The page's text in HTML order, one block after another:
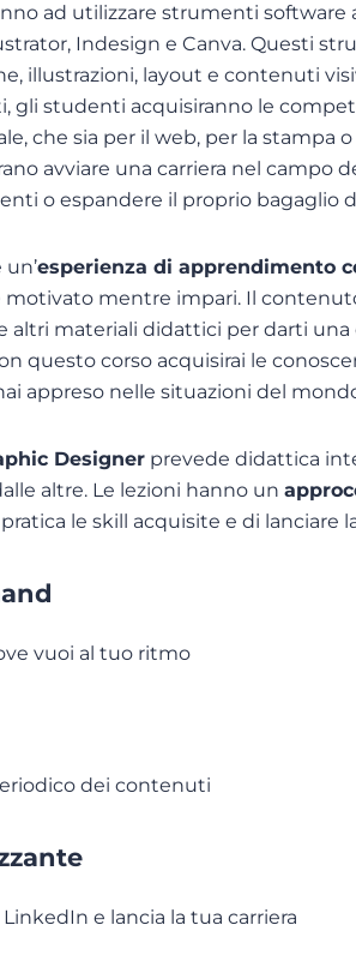
ad utilizzare strumenti
Indesign e Canva. Questi
illustrazioni, layout e contenuti
gli studenti acquisiranno le
che sia per il web, per la stampa
avviare una carriera nel campo
o espandere il proprio bagaglio
esperienza di apprendimento
motivato mentre impari. Il
altri materiali didattici per darti
questo corso acquisirai le
appreso nelle situazioni del
Designer prevede didattica
altre. Le lezioni hanno un
le skill acquisite​ e di lanciare
vuoi al tuo ritmo
dei contenuti
e lancia la tua carriera